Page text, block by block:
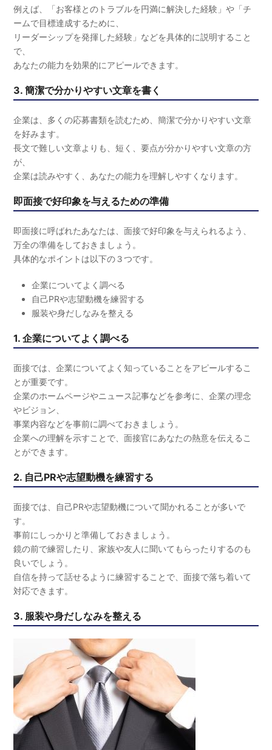
例えば、「お客様とのトラブルを円満に解決した経験」や「チ
ームで目標達成するために、
リーダーシップを発揮した経験」などを具体的に説明すること
で、
あなたの能力を効果的にアピールできます。
3. 簡潔で分かりやすい文章を書く
企業は、多くの応募書類を読むため、簡潔で分かりやすい文章
を好みます。
長文で難しい文章よりも、短く、要点が分かりやすい文章の方
が、
企業は読みやすく、あなたの能力を理解しやすくなります。
即面接で好印象を与えるための準備
即面接に呼ばれたあなたは、面接で好印象を与えられるよう、
万全の準備をしておきましょう。
具体的なポイントは以下の３つです。
企業についてよく調べる
自己PRや志望動機を練習する
服装や身だしなみを整える
1. 企業についてよく調べる
面接では、企業についてよく知っていることをアピールするこ
とが重要です。
企業のホームページやニュース記事などを参考に、企業の理念
やビジョン、
事業内容などを事前に調べておきましょう。
企業への理解を示すことで、面接官にあなたの熱意を伝えるこ
とができます。
2. 自己PRや志望動機を練習する
面接では、自己PRや志望動機について聞かれることが多いで
す。
事前にしっかりと準備しておきましょう。
鏡の前で練習したり、家族や友人に聞いてもらったりするのも
良いでしょう。
自信を持って話せるように練習することで、面接で落ち着いて
対応できます。
3. 服装や身だしなみを整える